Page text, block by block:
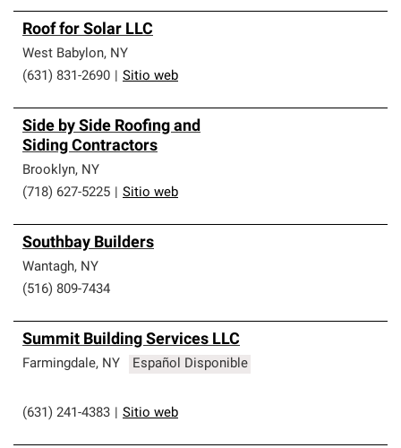
Roof for Solar LLC
West Babylon, NY
(631) 831-2690
Sitio web
Side by Side Roofing and
Siding Contractors
Brooklyn, NY
(718) 627-5225
Sitio web
Southbay Builders
Wantagh, NY
(516) 809-7434
Summit Building Services LLC
Farmingdale, NY Español Disponible
(631) 241-4383 Sitio web